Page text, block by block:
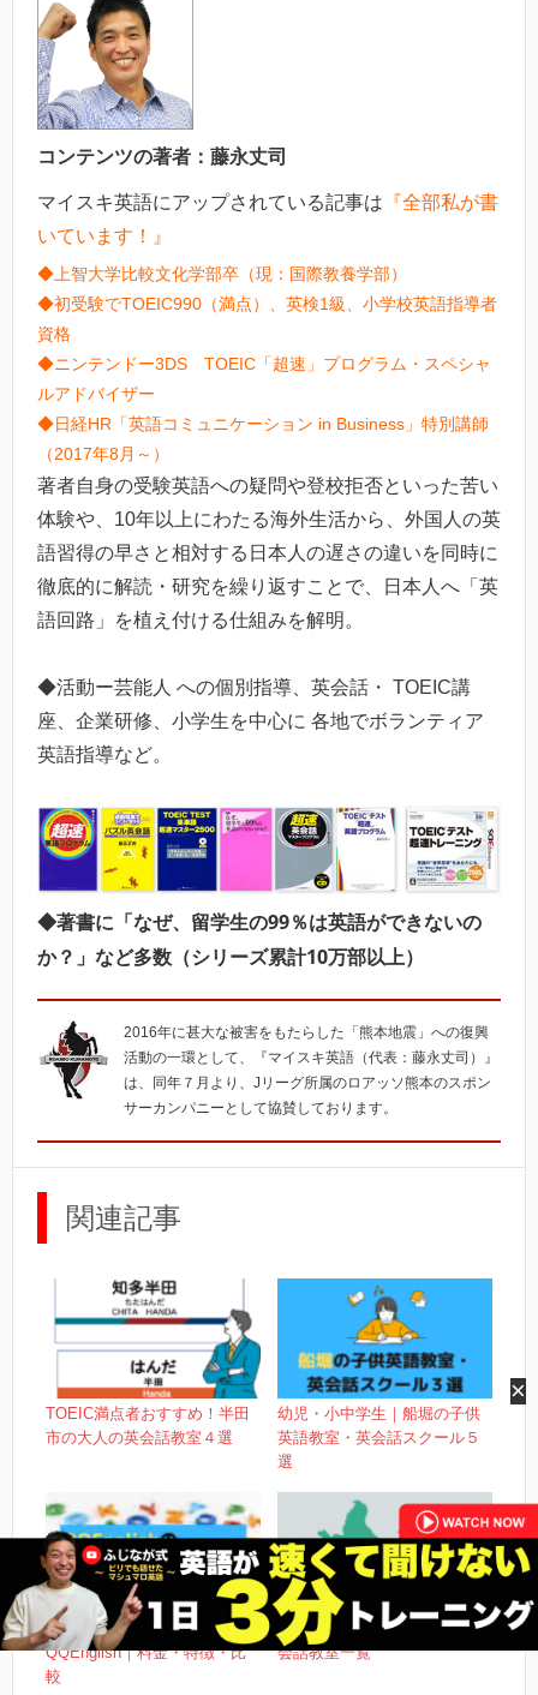
コンテンツの著者： 藤永丈司
マイスキ英語にアップされている記事は 『全部私が書
いています！』
◆上智大学比較文化学部卒（現：国際教養学部）
◆初受験でTOEIC990（満点）、英検1級、小学校英語指導者
資格
◆ニンテンドー3DS TOEIC「超速」プログラム・スペシャ
ルアドバイザー
◆日経HR「英語コミュニケーション in Business」特別講師
（2017年8月～）
著者自身の受験英語への疑問や登校拒否といった苦い
体験や、10年以上にわたる海外生活から、外国人の英
語習得の早さと相対する日本人の遅さの違いを同時に
徹底的に解読・研究を繰り返すことで、日本人へ「英
語回路」を植え付ける仕組みを解明。
◆活動ー芸能人 への個別指導、英会話・ TOEIC講
座、企業研修、小学生を中心に 各地でボランティア
英語指導など。
◆著書に「なぜ、留学生の99％は英語ができないの
か？」など多数（シリーズ累計10万部以上）
2016年に甚大な被害をもたらした「熊本地震」への復興
活動の一環として、『マイスキ英語（代表：藤永丈司）』
は、同年７月より、Jリーグ所属のロアッソ熊本のスポン
サーカンパニーとして協賛しております。
関連記事
TOEIC満点者おすすめ！半田
市の大人の英会話教室４選
幼児・小中学生｜船堀の子供
英語教室・英会話スクール５
選
カランメソッドで評判の
QQEnglish｜料金・特徴・比
較
江戸川区の大人のおすすめ英
会話教室一覧
×